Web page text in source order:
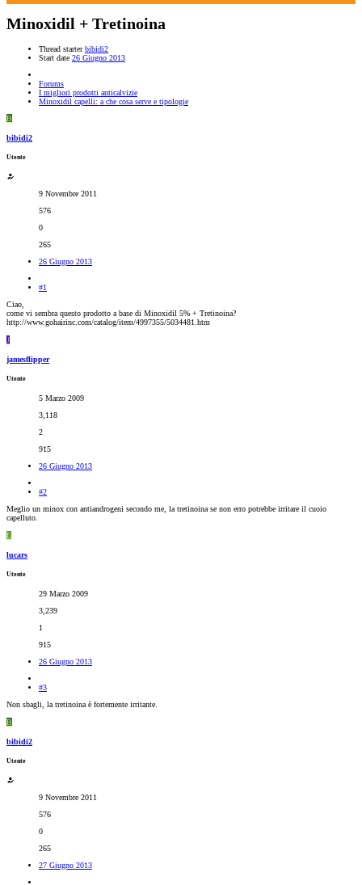
Minoxidil + Tretinoina
Thread starter bibidi2
Start date 26 Giugno 2013
Forums
I migliori prodotti anticalvizie
Minoxidil capelli: a che cosa serve e tipologie
B
bibidi2
Utente
9 Novembre 2011
576
0
265
26 Giugno 2013
#1
Ciao,
come vi sembra questo prodotto a base di Minoxidil 5% + Tretinoina?
http://www.gohairinc.com/catalog/item/4997355/5034481.htm
J
jamesflipper
Utente
5 Marzo 2009
3,118
2
915
26 Giugno 2013
#2
Meglio un minox con antiandrogeni secondo me, la tretinoina se non erro potrebbe irritare il cuoio
capelluto.
L
lucars
Utente
29 Marzo 2009
3,239
1
915
26 Giugno 2013
#3
Non sbagli, la tretinoina è fortemente irritante.
B
bibidi2
Utente
9 Novembre 2011
576
0
265
27 Giugno 2013